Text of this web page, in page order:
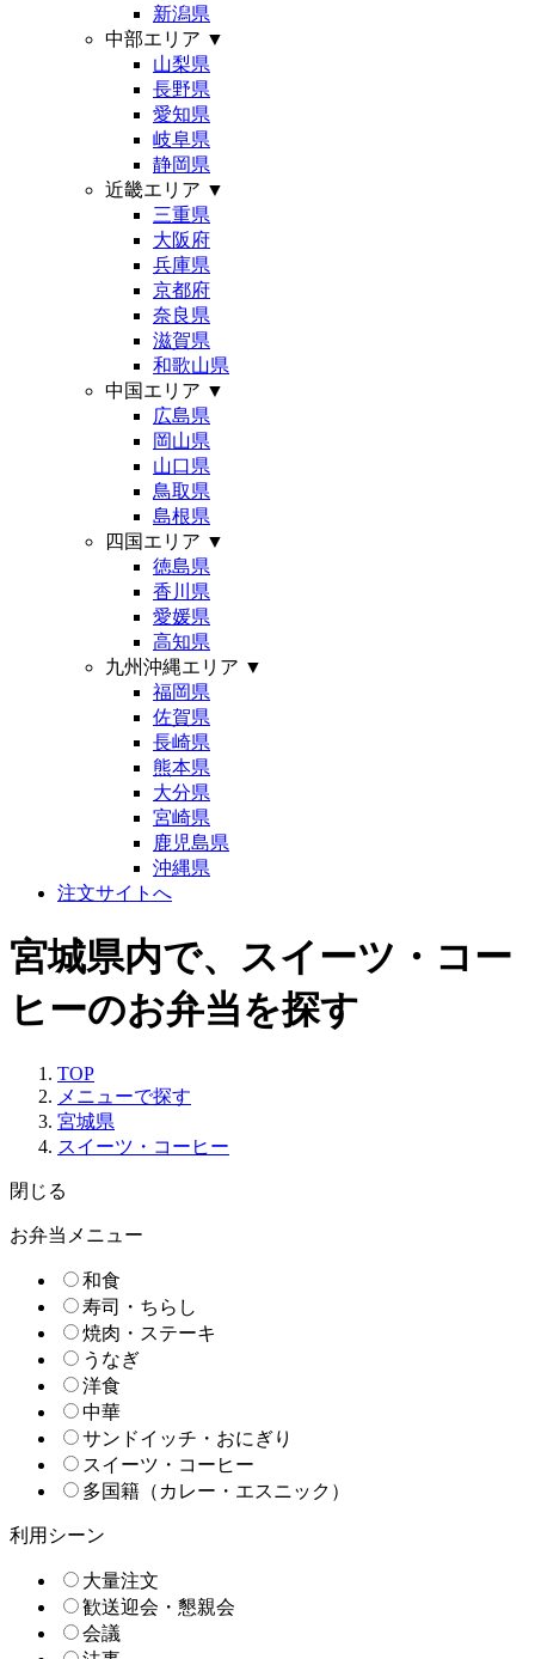
新潟県
中部エリア ▼
山梨県
長野県
愛知県
岐阜県
静岡県
近畿エリア ▼
三重県
大阪府
兵庫県
京都府
奈良県
滋賀県
和歌山県
中国エリア ▼
広島県
岡山県
山口県
鳥取県
島根県
四国エリア ▼
徳島県
香川県
愛媛県
高知県
九州沖縄エリア ▼
福岡県
佐賀県
長崎県
熊本県
大分県
宮崎県
鹿児島県
沖縄県
注文サイトへ
宮城県内で、スイーツ・コー
ヒーのお弁当を探す
TOP
メニューで探す
宮城県
スイーツ・コーヒー
閉じる
お弁当メニュー
和食
寿司・ちらし
焼肉・ステーキ
うなぎ
洋食
中華
サンドイッチ・おにぎり
スイーツ・コーヒー
多国籍（カレー・エスニック）
利用シーン
大量注文
歓送迎会・懇親会
会議